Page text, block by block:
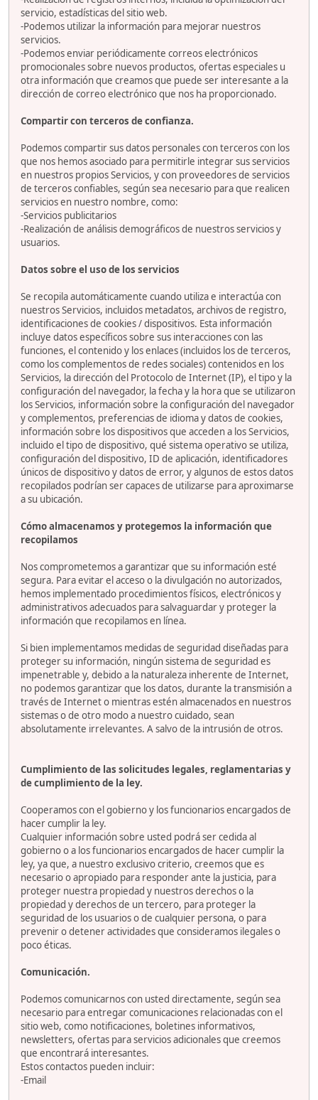
servicio, estadísticas del sitio web.
-Podemos utilizar la información para mejorar nuestros
servicios.
-Podemos enviar periódicamente correos electrónicos
promocionales sobre nuevos productos, ofertas especiales u
otra información que creamos que puede ser interesante a la
dirección de correo electrónico que nos ha proporcionado.
Compartir con terceros de confianza.
Podemos compartir sus datos personales con terceros con los
que nos hemos asociado para permitirle integrar sus servicios
en nuestros propios Servicios, y con proveedores de servicios
de terceros confiables, según sea necesario para que realicen
servicios en nuestro nombre, como:
-Servicios publicitarios
-Realización de análisis demográficos de nuestros servicios y
usuarios.
Datos sobre el uso de los servicios
Se recopila automáticamente cuando utiliza e interactúa con
nuestros Servicios, incluidos metadatos, archivos de registro,
identificaciones de cookies / dispositivos. Esta información
incluye datos específicos sobre sus interacciones con las
funciones, el contenido y los enlaces (incluidos los de terceros,
como los complementos de redes sociales) contenidos en los
Servicios, la dirección del Protocolo de Internet (IP), el tipo y la
configuración del navegador, la fecha y la hora que se utilizaron
los Servicios, información sobre la configuración del navegador
y complementos, preferencias de idioma y datos de cookies,
información sobre los dispositivos que acceden a los Servicios,
incluido el tipo de dispositivo, qué sistema operativo se utiliza,
configuración del dispositivo, ID de aplicación, identificadores
únicos de dispositivo y datos de error, y algunos de estos datos
recopilados podrían ser capaces de utilizarse para aproximarse
a su ubicación.
Cómo almacenamos y protegemos la información que
recopilamos
Nos comprometemos a garantizar que su información esté
segura. Para evitar el acceso o la divulgación no autorizados,
hemos implementado procedimientos físicos, electrónicos y
administrativos adecuados para salvaguardar y proteger la
información que recopilamos en línea.
Si bien implementamos medidas de seguridad diseñadas para
proteger su información, ningún sistema de seguridad es
impenetrable y, debido a la naturaleza inherente de Internet,
no podemos garantizar que los datos, durante la transmisión a
través de Internet o mientras estén almacenados en nuestros
sistemas o de otro modo a nuestro cuidado, sean
absolutamente irrelevantes. A salvo de la intrusión de otros.
Cumplimiento de las solicitudes legales, reglamentarias y
de cumplimiento de la ley.
Cooperamos con el gobierno y los funcionarios encargados de
hacer cumplir la ley.
Cualquier información sobre usted podrá ser cedida al
gobierno o a los funcionarios encargados de hacer cumplir la
ley, ya que, a nuestro exclusivo criterio, creemos que es
necesario o apropiado para responder ante la justicia, para
proteger nuestra propiedad y nuestros derechos o la
propiedad y derechos de un tercero, para proteger la
seguridad de los usuarios o de cualquier persona, o para
prevenir o detener actividades que consideramos ilegales o
poco éticas.
Comunicación.
Podemos comunicarnos con usted directamente, según sea
necesario para entregar comunicaciones relacionadas con el
sitio web, como notificaciones, boletines informativos,
newsletters, ofertas para servicios adicionales que creemos
que encontrará interesantes.
Estos contactos pueden incluir:
-Email